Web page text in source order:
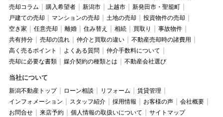
売却コラム
購入希望者 新潟市 上越市
新発田市・聖籠町
戸建ての売却
マンションの売却 土地の売却
投資物件の売却
空き家
任意売却 離婚 住み替え 相続 買取り
事故物件
共有持分
売却の流れ 仲介と買取の違い
不動産売却時の諸費用
高く売るポイント
よくある質問
仲介手数料について
売却に必要な書類
媒介契約の種類とは 不動産会社選び
当社について
新潟不動産トップ ローン相談 リフォーム
賃貸管理
インフォメーション
スタッフ紹介 採用情報 お客様の声
会社概要
お問合せ
来店予約 個人情報の取扱いについて サイトマップ